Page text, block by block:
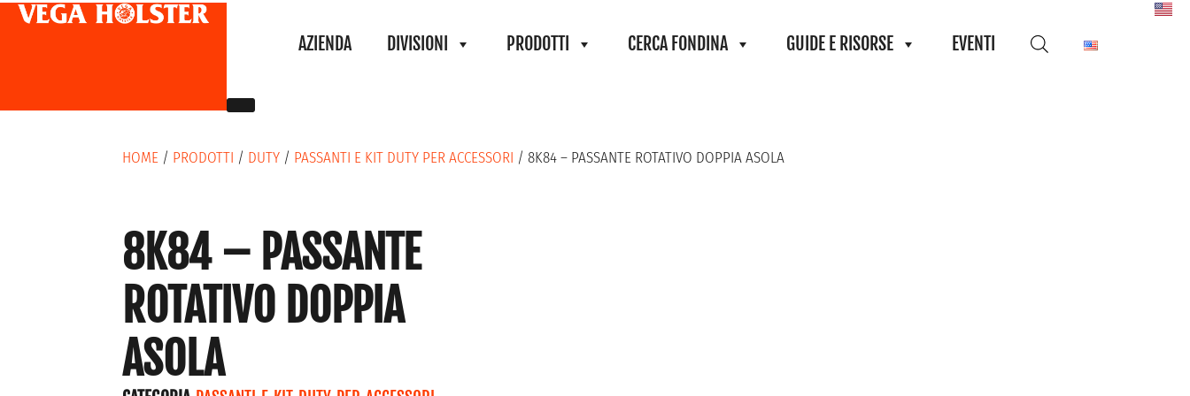
AZIENDA DIVISIONI PRODOTTI CERCA FONDINA GUIDE E RISORSE EVENTI
HOME / PRODOTTI / DUTY / PASSANTI E KIT DUTY PER ACCESSORI / 8K84 – PASSANTE ROTATIVO DOPPIA ASOLA
8K84 – PASSANTE
ROTATIVO DOPPIA
ASOLA